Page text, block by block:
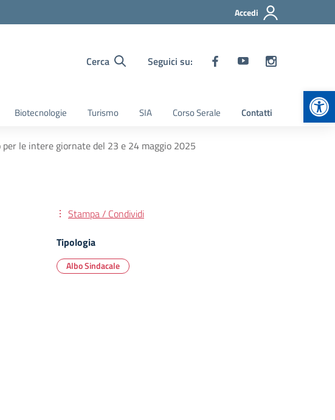
Accedi
Cerca Seguici su:
Biotecnologie Turismo SIA Corso Serale Contatti
le intere giornate del 23 e 24 maggio 2025
Stampa / Condividi
Tipologia
Albo Sindacale